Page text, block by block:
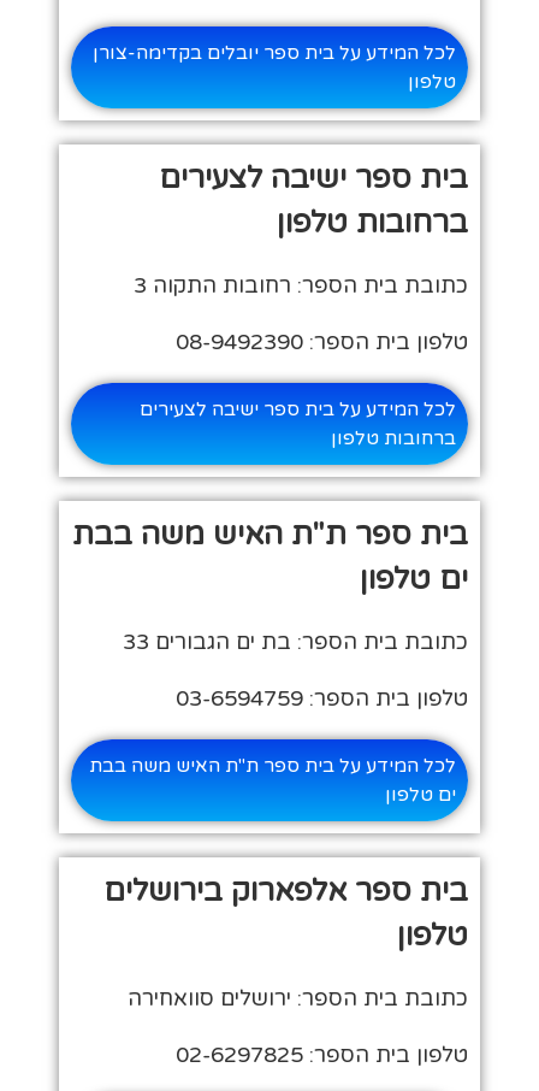
לכל המידע על בית ספר יובלים בקדימה-צורן
טלפון
בית ספר ישיבה לצעירים
ברחובות טלפון
כתובת בית הספר: רחובות התקוה 3
טלפון בית הספר: 08-9492390
לכל המידע על בית ספר ישיבה לצעירים
ברחובות טלפון
בית ספר ת"ת האיש משה בבת
ים טלפון
כתובת בית הספר: בת ים הגבורים 33
טלפון בית הספר: 03-6594759
לכל המידע על בית ספר ת"ת האיש משה בבת
ים טלפון
בית ספר אלפארוק בירושלים
טלפון
כתובת בית הספר: ירושלים סוואחירה
טלפון בית הספר: 02-6297825